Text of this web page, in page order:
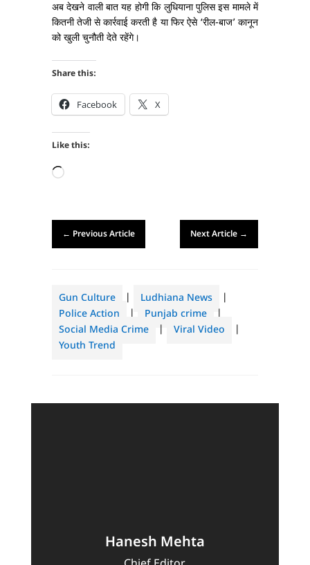
अब देखने वाली बात यह होगी कि लुधियाना पुलिस इस मामले में
कितनी तेजी से कार्रवाई करती है या फिर ऐसे ‘रील-बाज’ कानून
को खुली चुनौती देते रहेंगे।
Share this:
Facebook X
Like this:
Loading…
← Previous Article Next Article →
Gun Culture Ludhiana News
Police Action
| Punjab crime
|
Social Media Crime
Viral Video
Youth Trend
Hanesh Mehta